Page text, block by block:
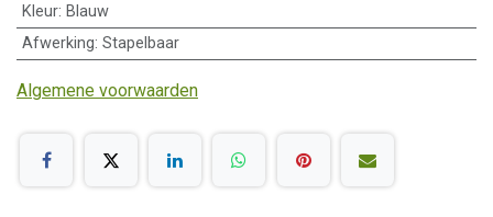
Kleur: Blauw
Afwerking: Stapelbaar
Algemene voorwaarden